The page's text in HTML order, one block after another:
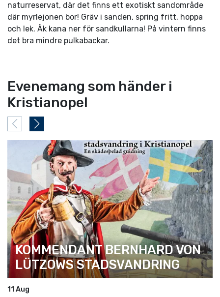
naturreservat, där det finns ett exotiskt sandområde
där myrlejonen bor! Gräv i sanden, spring fritt, hoppa
och lek. Åk kana ner för sandkullarna! På vintern finns
det bra mindre pulkabackar.
Evenemang som händer i
Kristianopel
KOMMENDANT BERNHARD VON
LÜTZOWS STADSVANDRING
11 Aug